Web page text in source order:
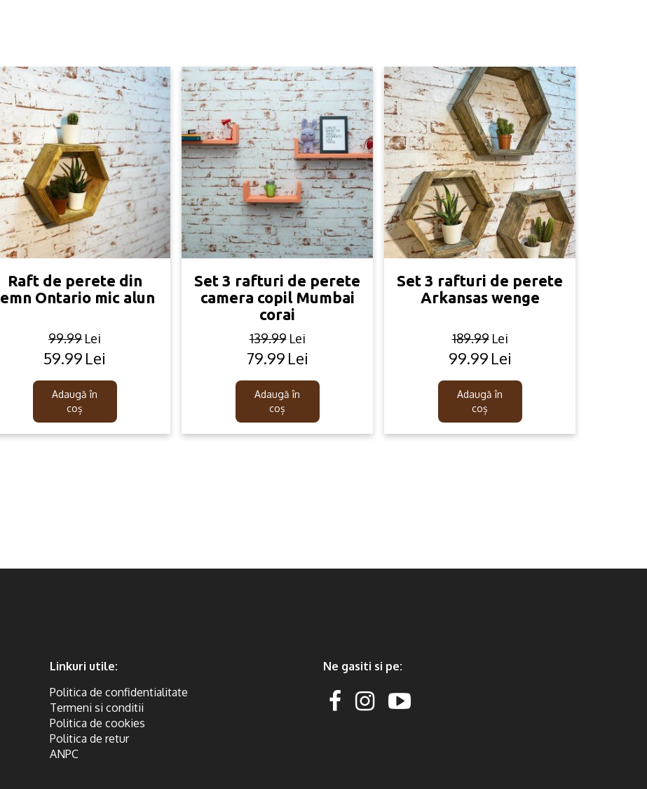
Raft de perete din
Ontario mic alun
99.99 Lei
Original
was:
99.99lei.
59.99 Lei
Current
is:
59.99lei.
Adaugă în
coș
Set 3 rafturi de perete
camera copil Mumbai
corai
139.99 Lei
Original
was:
139.99lei.
79.99 Lei
Current
is:
79.99lei.
Adaugă în
coș
Set 3 rafturi de perete
Arkansas wenge
189.99 Lei
Original
was:
189.99lei.
99.99 Lei
Current
is:
99.99lei.
Adaugă în
coș
Linkuri utile:
Politica de confidentialitate
Termeni si conditii
Politica de cookies
Politica de retur
ANPC
Ne gasiti si pe: